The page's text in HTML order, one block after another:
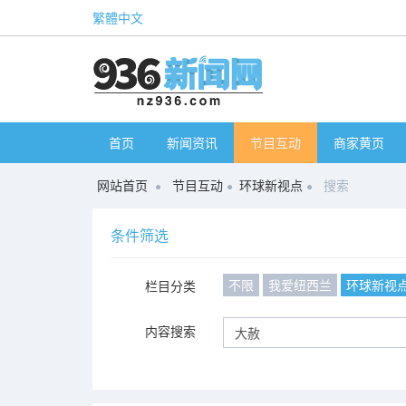
繁體中文
首页 新闻资讯 节目互动 商家黄页
网站首页 节目互动 环球新视点 搜索
条件筛选
栏目分类 不限 我爱纽西兰 环球新视
内容搜索